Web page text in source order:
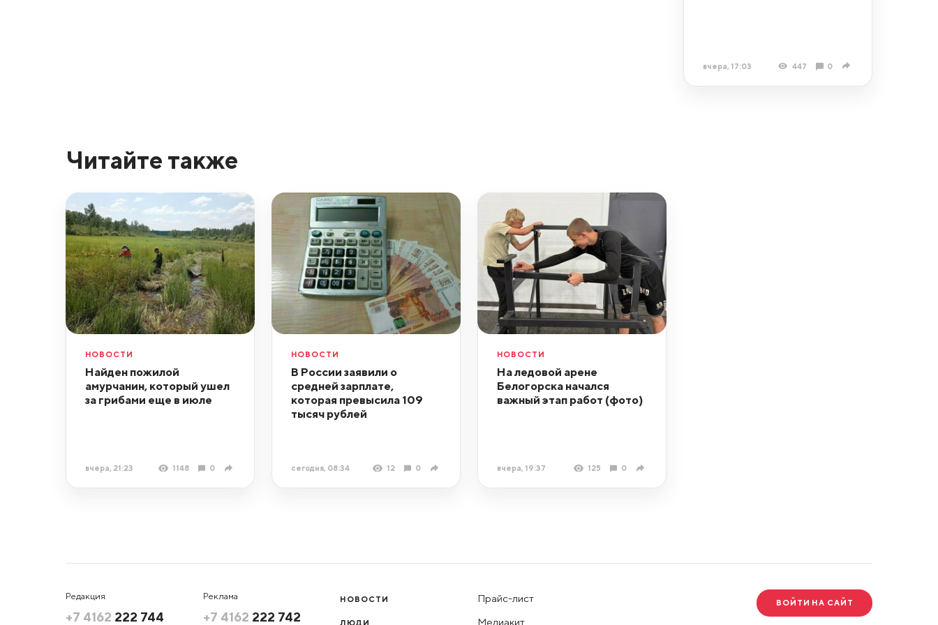
вчера, 17:03 447 0
Читайте также
НОВОСТИ
Найден пожилой
амурчанин, который ушел
за грибами еще в июле
вчера, 21:23 1148 0
НОВОСТИ
В России заявили о
средней зарплате,
которая превысила 109
тысяч рублей
сегодня, 08:34 12 0
НОВОСТИ
На ледовой арене
Белогорска начался
важный этап работ (фото)
вчера, 19:37 125 0
Редакция
+7 4162 222 744
Реклама
+7 4162 222 742
НОВОСТИ
ЛЮДИ
Прайс-лист
Медиакит
ВОЙТИ НА САЙТ